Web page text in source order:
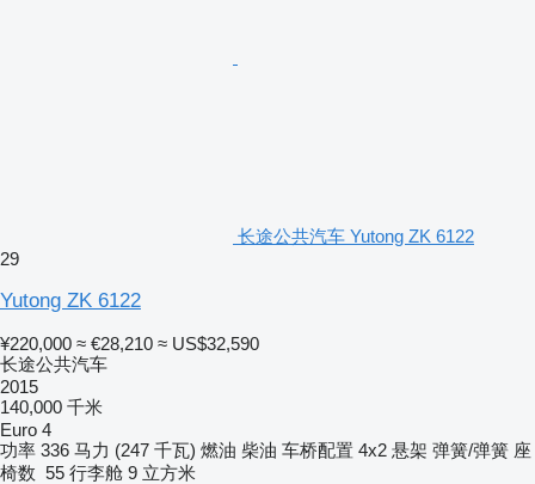
长途公共汽车 Yutong ZK 6122
29
Yutong ZK 6122
¥220,000 ≈ €28,210 ≈ US$32,590
长途公共汽车
2015
140,000 千米
Euro 4
功率 336 马力 (247 千瓦) 燃油 柴油 车桥配置 4x2 悬架 弹簧/弹簧 座
椅数 55 行李舱 9 立方米